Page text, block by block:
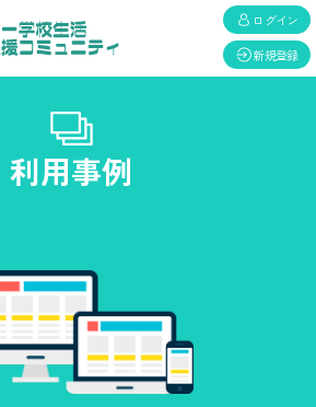
利用事例
ログイン
新規登録